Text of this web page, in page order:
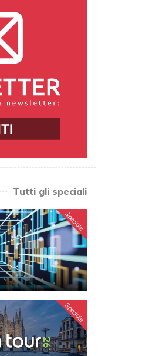
Tutti gli speciali
Speciale
Speciale